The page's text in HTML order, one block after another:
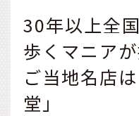
30年以上全
歩くマニア
ご当地名店
堂」